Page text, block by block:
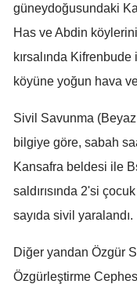
güneydoğusundaki
Has ve Abdin
kırsalında
köyüne yoğun hava
Sivil Savunma
bilgiye göre, sabah
Kansafra beldesi ile
saldırısında 2'si
sayıda sivil yaralandı.
Diğer yandan Özgür
Özgürleştirme